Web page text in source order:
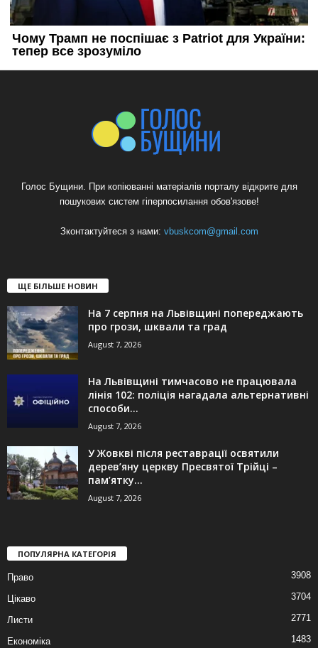
Голос Бущини. При копіюванні матеріалів порталу відкрите для
пошукових систем гіперпосилання обов'язове!
Зконтактуйтеся з нами: vbuskcom@gmail.com
ЩЕ БІЛЬШЕ НОВИН
На 7 серпня на Львівщині попереджають
про грози, шквали та град
August 7, 2026
На Львівщині тимчасово не працювала
лінія 102: поліція нагадала альтернативні
способи...
August 7, 2026
У Жовкві після реставрації освятили
дерев’яну церкву Пресвятої Трійці –
пам’ятку...
August 7, 2026
ПОПУЛЯРНА КАТЕГОРІЯ
Право 3908
Цікаво 3704
Листи 2771
Економіка 1483